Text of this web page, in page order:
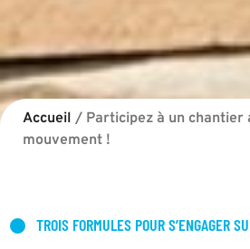
Accueil / Participez à un chantier
mouvement !
TROIS FORMULES POUR S’ENGAGER